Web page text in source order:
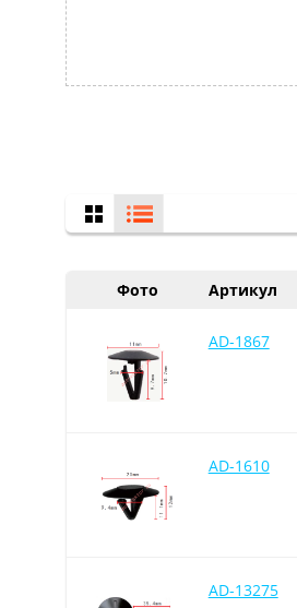
Фото Артикул
AD-1867
AD-1610
AD-13275